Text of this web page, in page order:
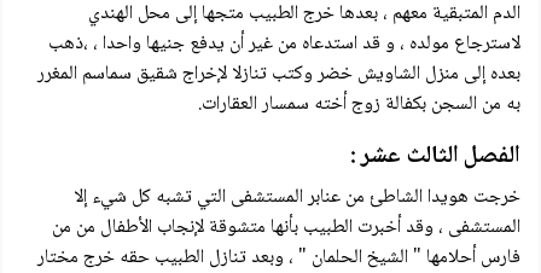
الدم المتبقية معهم ، بعدها خرج الطبيب متجها إلى محل الهندي
لاسترجاع مولده ، و قد استدعاه من غير أن يدفع جنيها واحدا ، ،ذهب
بعده إلى منزل الشاويش خضر وكتب تنازلا لإخراج شقيق سماسم المغرر
به من السجن بكفالة زوج أخته سمسار العقارات.
الفصل الثالث عشر :
خرجت هويدا الشاطئ من عنابر المستشفى التي تشبه كل شيء إلا
المستشفى ، وقد أخبرت الطبيب بأنها متشوقة لإنجاب الأطفال من من
فارس أحلامها " الشيخ الحلمان " ، وبعد تنازل الطبيب حقه خرج مختار